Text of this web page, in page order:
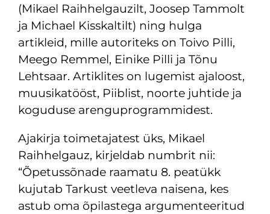
(Mikael Raihhelgauzilt, Joosep Tammolt
ja Michael Kisskaltilt) ning hulga
artikleid, mille autoriteks on Toivo Pilli,
Meego Remmel, Einike Pilli ja Tõnu
Lehtsaar. Artiklites on lugemist ajaloost,
muusikatööst, Piiblist, noorte juhtide ja
koguduse arenguprogrammidest.
Ajakirja toimetajatest üks, Mikael
Raihhelgauz, kirjeldab numbrit nii:
“Õpetussõnade raamatu 8. peatükk
kujutab Tarkust veetleva naisena, kes
astub oma õpilastega argumenteeritud